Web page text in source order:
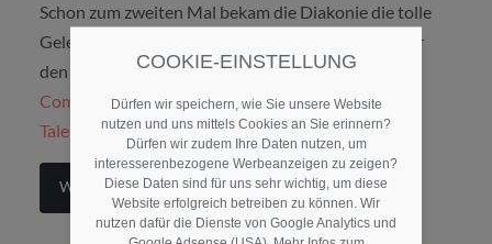
Schon zum zweiten Mal bekam die Diakonie die tolle
Gelegenheit, eine aktuelle Stellenausschreibung für
den Active Sourcing Award des Instituts for
Competitive Recruitingin Kooperation mit
Talentwunder zur Verfügung zu stellen.
Weiterlesen
COOKIE-EINSTELLUNG
Dürfen wir speichern, wie Sie unsere Website
nutzen und uns mittels Cookies an Sie erinnern?
Dürfen wir zudem Ihre Daten nutzen, um
interesserenbezogene Werbeanzeigen zu zeigen?
Diese Daten sind für uns sehr wichtig, um diese
Website erfolgreich betreiben zu können. Wir
nutzen dafür die Dienste von Google Analytics und